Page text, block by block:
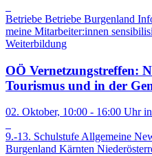
Betriebe Betriebe Burgenland
meine Mitarbeiter:innen
Weiterbildung
OÖ Vernetzungstreffen:
Tourismus und in der
02. Oktober, 10:00 - 16:00 Uhr
9.-13. SchulstufeAllgemeine
Burgenland Kärnten